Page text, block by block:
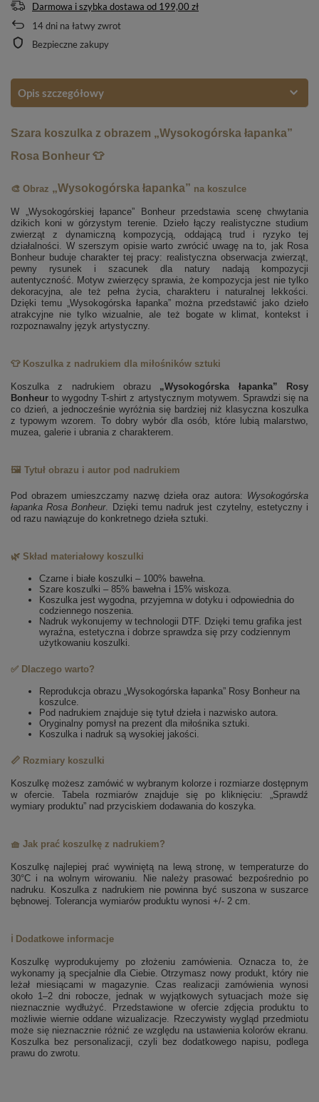
Darmowa i szybka dostawa od 199,00 zł
14dni na łatwy zwrot
Bezpieczne zakupy
Opis szczegółowy
Szara koszulka z obrazem „Wysokogórska łapanka”
Rosa Bonheur 👕
🎨 Obraz „Wysokogórska łapanka” na koszulce
W „Wysokogórskiej łapance” Bonheur przedstawia scenę chwytania
dzikich koni w górzystym terenie. Dzieło łączy realistyczne studium
zwierząt z dynamiczną kompozycją, oddającą trud i ryzyko tej
działalności. W szerszym opisie warto zwrócić uwagę na to, jak Rosa
Bonheur buduje charakter tej pracy: realistyczna obserwacja zwierząt,
pewny rysunek i szacunek dla natury nadają kompozycji
autentyczność. Motyw zwierzęcy sprawia, że kompozycja jest nie tylko
dekoracyjna, ale też pełna życia, charakteru i naturalnej lekkości.
Dzięki temu „Wysokogórska łapanka” można przedstawić jako dzieło
atrakcyjne nie tylko wizualnie, ale też bogate w klimat, kontekst i
rozpoznawalny język artystyczny.
👕 Koszulka z nadrukiem dla miłośników sztuki
Koszulka z nadrukiem obrazu „Wysokogórska łapanka” Rosy
Bonheur to wygodny T-shirt z artystycznym motywem. Sprawdzi się na
co dzień, a jednocześnie wyróżnia się bardziej niż klasyczna koszulka
z typowym wzorem. To dobry wybór dla osób, które lubią malarstwo,
muzea, galerie i ubrania z charakterem.
🖼️ Tytuł obrazu i autor pod nadrukiem
Pod obrazem umieszczamy nazwę dzieła oraz autora: Wysokogórska
łapanka Rosa Bonheur. Dzięki temu nadruk jest czytelny, estetyczny i
od razu nawiązuje do konkretnego dzieła sztuki.
🌿 Skład materiałowy koszulki
Czarne i białe koszulki – 100% bawełna.
Szare koszulki – 85% bawełna i 15% wiskoza.
Koszulka jest wygodna, przyjemna w dotyku i odpowiednia do
codziennego noszenia.
Nadruk wykonujemy w technologii DTF. Dzięki temu grafika jest
wyraźna, estetyczna i dobrze sprawdza się przy codziennym
użytkowaniu koszulki.
✅ Dlaczego warto?
Reprodukcja obrazu „Wysokogórska łapanka” Rosy Bonheur na
koszulce.
Pod nadrukiem znajduje się tytuł dzieła i nazwisko autora.
Oryginalny pomysł na prezent dla miłośnika sztuki.
Koszulka i nadruk są wysokiej jakości.
📏 Rozmiary koszulki
Koszulkę możesz zamówić w wybranym kolorze i rozmiarze dostępnym
w ofercie. Tabela rozmiarów znajduje się po kliknięciu: „Sprawdź
wymiary produktu” nad przyciskiem dodawania do koszyka.
🧺 Jak prać koszulkę z nadrukiem?
Koszulkę najlepiej prać wywiniętą na lewą stronę, w temperaturze do
30°C i na wolnym wirowaniu. Nie należy prasować bezpośrednio po
nadruku. Koszulka z nadrukiem nie powinna być suszona w suszarce
bębnowej. Tolerancja wymiarów produktu wynosi +/- 2 cm.
ℹ️ Dodatkowe informacje
Koszulkę wyprodukujemy po złożeniu zamówienia. Oznacza to, że
wykonamy ją specjalnie dla Ciebie. Otrzymasz nowy produkt, który nie
leżał miesiącami w magazynie. Czas realizacji zamówienia wynosi
około 1–2 dni robocze, jednak w wyjątkowych sytuacjach może się
nieznacznie wydłużyć. Przedstawione w ofercie zdjęcia produktu to
możliwie wiernie oddane wizualizacje. Rzeczywisty wygląd przedmiotu
może się nieznacznie różnić ze względu na ustawienia kolorów ekranu.
Koszulka bez personalizacji, czyli bez dodatkowego napisu, podlega
prawu do zwrotu.